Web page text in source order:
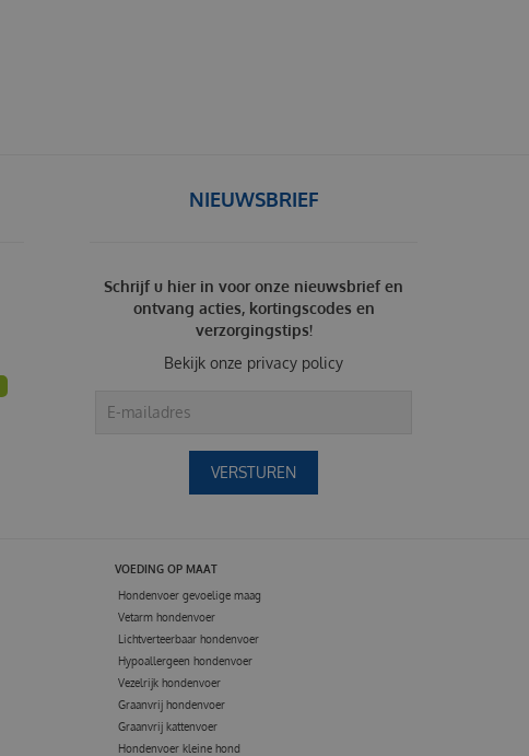
NIEUWSBRIEF
Schrijf u hier in voor onze nieuwsbrief en
ontvang acties, kortingscodes en
verzorgingstips!
Bekijk onze privacy policy
VOEDING OP MAAT
Hondenvoer gevoelige maag
Vetarm hondenvoer
Lichtverteerbaar hondenvoer
Hypoallergeen hondenvoer
Vezelrijk hondenvoer
Graanvrij hondenvoer
Graanvrij kattenvoer
Hondenvoer kleine hond